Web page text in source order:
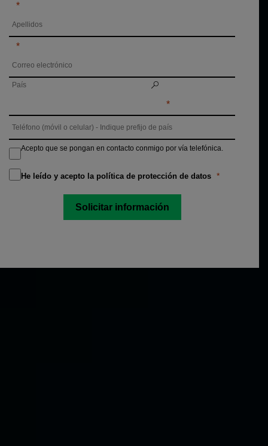
Acepto que se pongan en contacto conmigo por vía telefónica.
He leído y acepto la política de protección de datos
Solicitar información